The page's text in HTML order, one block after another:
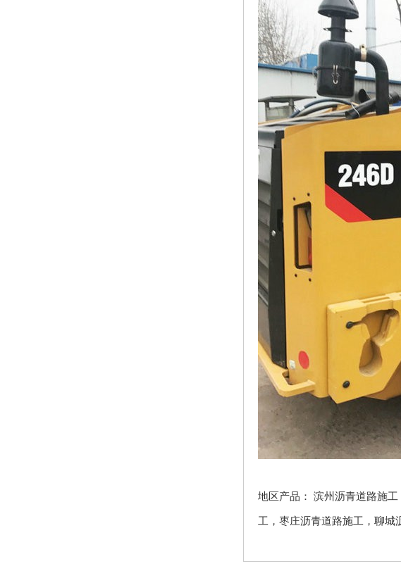
地区产品： 滨州沥青道路施工
工 ， 枣庄沥青道路施工 ， 聊城